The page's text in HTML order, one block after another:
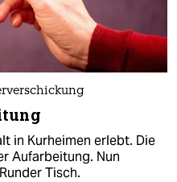
in Kurheimen erlebt. Die
Aufarbeitung. Nun
Tisch.